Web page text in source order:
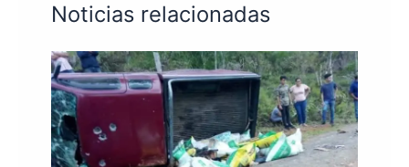
Noticias relacionadas